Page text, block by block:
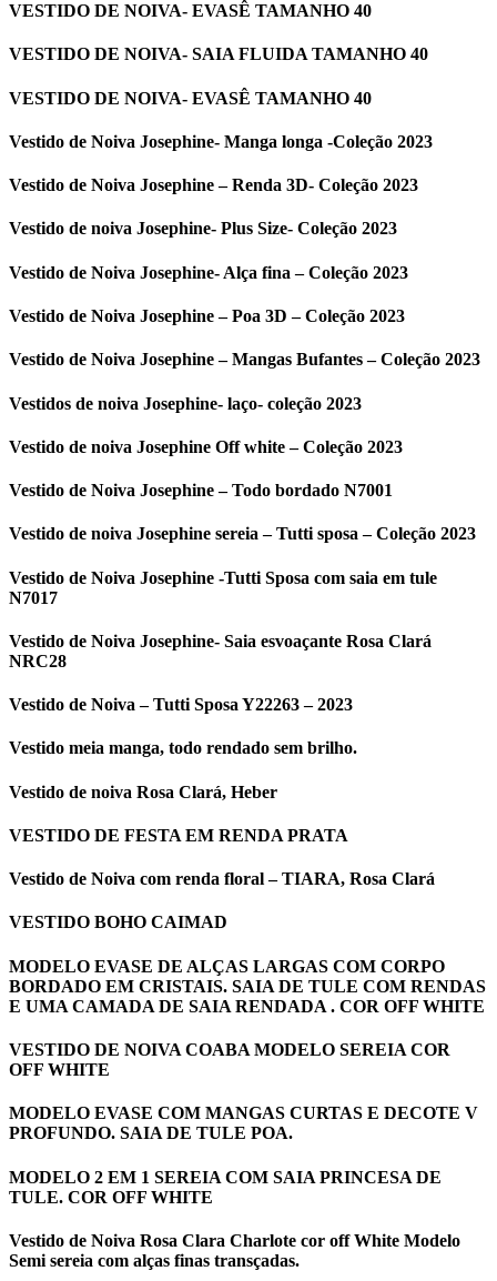
VESTIDO DE NOIVA- EVASÊ TAMANHO 40
VESTIDO DE NOIVA- SAIA FLUIDA TAMANHO 40
VESTIDO DE NOIVA- EVASÊ TAMANHO 40
Vestido de Noiva Josephine- Manga longa -Coleção 2023
Vestido de Noiva Josephine – Renda 3D- Coleção 2023
Vestido de noiva Josephine- Plus Size- Coleção 2023
Vestido de Noiva Josephine- Alça fina – Coleção 2023
Vestido de Noiva Josephine – Poa 3D – Coleção 2023
Vestido de Noiva Josephine – Mangas Bufantes – Coleção 2023
Vestidos de noiva Josephine- laço- coleção 2023
Vestido de noiva Josephine Off white – Coleção 2023
Vestido de Noiva Josephine – Todo bordado N7001
Vestido de noiva Josephine sereia – Tutti sposa – Coleção 2023
Vestido de Noiva Josephine -Tutti Sposa com saia em tule
N7017
Vestido de Noiva Josephine- Saia esvoaçante Rosa Clará
NRC28
Vestido de Noiva – Tutti Sposa Y22263 – 2023
Vestido meia manga, todo rendado sem brilho.
Vestido de noiva Rosa Clará, Heber
VESTIDO DE FESTA EM RENDA PRATA
Vestido de Noiva com renda floral – TIARA, Rosa Clará
VESTIDO BOHO CAIMAD
MODELO EVASE DE ALÇAS LARGAS COM CORPO
BORDADO EM CRISTAIS. SAIA DE TULE COM RENDAS
E UMA CAMADA DE SAIA RENDADA . COR OFF WHITE
VESTIDO DE NOIVA COABA MODELO SEREIA COR
OFF WHITE
MODELO EVASE COM MANGAS CURTAS E DECOTE V
PROFUNDO. SAIA DE TULE POA.
MODELO 2 EM 1 SEREIA COM SAIA PRINCESA DE
TULE. COR OFF WHITE
Vestido de Noiva Rosa Clara Charlote cor off White Modelo
Semi sereia com alças finas transçadas.